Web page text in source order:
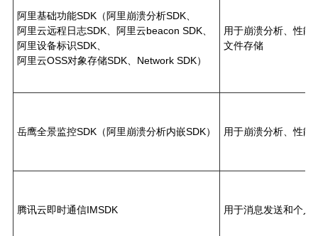
阿里基础功能SDK（阿里崩溃分析SDK、
阿里云远程日志SDK、阿里云beacon SDK、
阿里设备标识SDK、
阿里云OSS对象存储SDK、Network SDK）
用于崩溃分析、性能
文件存储
岳鹰全景监控SDK（阿里崩溃分析内嵌SDK） 用于崩溃分析、性能
腾讯云即时通信IMSDK 用于消息发送和个人